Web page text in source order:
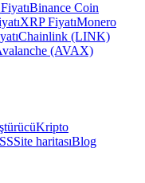
Binance Coin
XRP FiyatıMonero
Chainlink (LINK)
(AVAX)
Kripto
Site haritasıBlog